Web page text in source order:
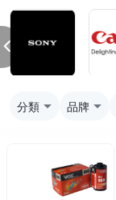
分類 品牌